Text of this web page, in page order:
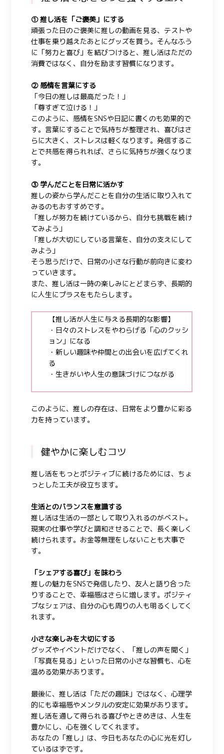
①推し活を「ご褒美」にする
頑張った日のご褒美に推しの動画を見る、テストや
仕事を乗り越えたあとにグッズを買う。そんなふう
に「努力と喜び」を結びつけると、推し活はただの
消費ではなく、自分を励ます習慣になります。
② 感情を言葉にする
「今日の推しは最高だった！」
「尊すぎて泣ける！」
このように、感情をSNSや日記に書くのも効果的で
す。言葉にすることで気持ちが整理され、喜びはさ
らに大きく、ストレスは軽くなります。発信するこ
とで共感を得られれば、さらに気持ちが強くなりま
す。
③ 学んだことを日常に活かす
推しの姿から学んだことを自分の生活に取り入れて
みるのもおすすめです。
「推しが努力を続けているから、自分も挑戦を続け
てみよう」
「推しが大切にしている言葉を、自分の支えにして
みよう」
そう思うだけで、日常の小さな行動が前向きに変わ
っていきます。
また、推し活は一時の楽しみにとどまらず、長期的
に人生にプラスをもたらします。
【推し活が人生に与える長期的な影響】
・日々のストレスをやわらげる「心のクッシ
ョン」になる
・新しい趣味や仲間との出会いを広げてくれ
る
・生きがいや人生の意味づけにつながる
このように、推しの存在は、日常をより豊かに彩る
力を持っています。
健やかに楽しむコツ
推し活をもっとポジティブに続けるためには、ちょ
っとした工夫が役立ちます。
生活とのバランスを意識する
推し活は生活の一部として取り入れるのがベスト。
現実の仕事や学びと調和させることで、長く楽しく
続けられます。お金等無理をしないことも大事で
す。
「シェアする喜び」を味わう
推しの魅力をSNSで発信したり、友人と語り合った
りすることで、幸福感はさらに増します。ポジティ
ブなシェアは、自分の心も周りの人も明るくしてく
れます。
小さな楽しみを大切にする
グッズやイベントだけでなく、「推しの声を聞く」
「写真を見る」といった日常の小さな習慣も、心を
温める効果があります。
最後に、推し活は「ただの趣味」ではなく、心理学
的にも幸福感やメンタルの安定に効果があります。
推し活を通して得られる喜びやときめきは、人生を
豊かにし、心を強くしてくれます。
あなたの「推し」は、今日もあなたの心に光を灯し
ているはずです。